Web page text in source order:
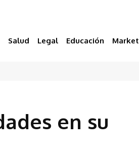
Salud Legal Educación
en su